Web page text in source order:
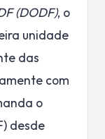
(DODF), o
unidade
das
com
o
desde